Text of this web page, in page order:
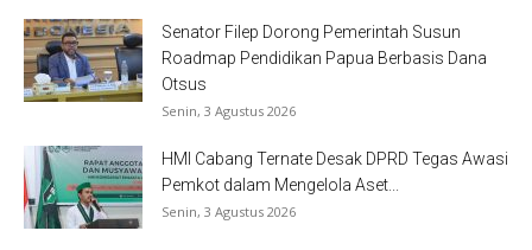
Senator Filep Dorong Pemerintah Susun
Roadmap Pendidikan Papua Berbasis Dana
Otsus
Senin, 3 Agustus 2026
HMI Cabang Ternate Desak DPRD Tegas Awasi
Pemkot dalam Mengelola Aset...
Senin, 3 Agustus 2026